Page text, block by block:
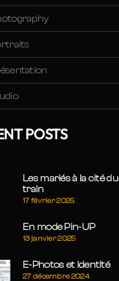
POSTS
Les mariés à la cité du
train
17 février 2025
En mode Pin-UP
13 janvier 2025
E-Photos et Identité
27 décembre 2024